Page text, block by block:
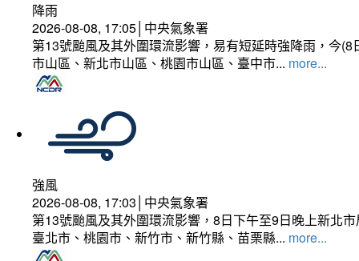
降雨
2026-08-08, 17:05│中央氣象署
第13號颱風及其外圍環流影響，易有短延時強降雨，今
市山區、新北市山區、桃園市山區、臺中市... more...
強風
2026-08-08, 17:03│中央氣象署
第13號颱風及其外圍環流影響，8日下午至9日晚上新北
臺北市、桃園市、新竹市、新竹縣、苗栗縣... more...